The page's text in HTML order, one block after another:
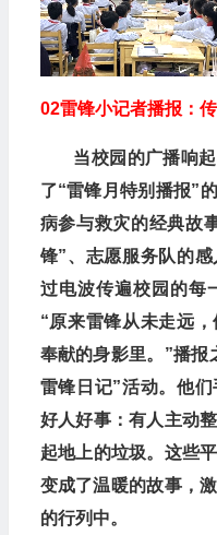
02雷锋小记者播报：
当校园的广播响
了“雷锋月特别播报”
病参与救灾的经典故
锋”、志愿服务队的
过电波传遍校园的每
“原来雷锋从未走远
奉献的身影里。”播报
雷锋日记”活动。他
好人好事：有人主动
起地上的垃圾。这些
变成了温暖的故事，
的行列中。